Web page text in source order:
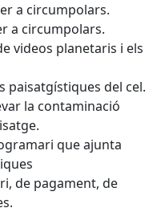
a circumpolars.
a circumpolars.
videos planetaris i els
paisatgístiques del cel.
la contaminació
que ajunta
de pagament, de